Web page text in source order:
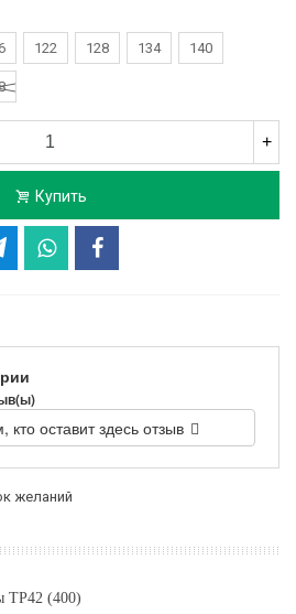
122 128 134 140
+
Купить
кто оставит здесь отзыв
желаний
ТР42 (400)